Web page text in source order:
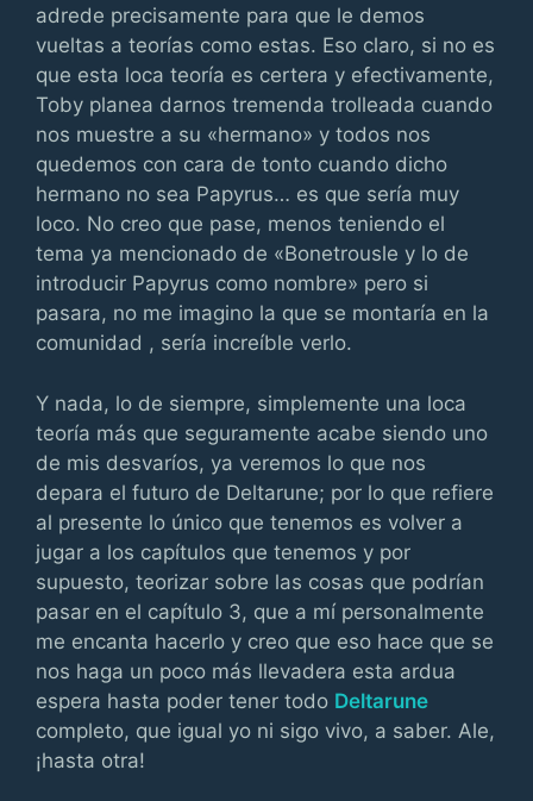
adrede precisamente para que le demos
vueltas a teorías como estas. Eso claro, si no es
que esta loca teoría es certera y efectivamente,
Toby planea darnos tremenda trolleada cuando
nos muestre a su «hermano» y todos nos
quedemos con cara de tonto cuando dicho
hermano no sea Papyrus… es que sería muy
loco. No creo que pase, menos teniendo el
tema ya mencionado de «Bonetrousle y lo de
introducir Papyrus como nombre» pero si
pasara, no me imagino la que se montaría en la
comunidad , sería increíble verlo.
Y nada, lo de siempre, simplemente una loca
teoría más que seguramente acabe siendo uno
de mis desvaríos, ya veremos lo que nos
depara el futuro de Deltarune; por lo que refiere
al presente lo único que tenemos es volver a
jugar a los capítulos que tenemos y por
supuesto, teorizar sobre las cosas que podrían
pasar en el capítulo 3, que a mí personalmente
me encanta hacerlo y creo que eso hace que se
nos haga un poco más llevadera esta ardua
espera hasta poder tener todo Deltarune
completo, que igual yo ni sigo vivo, a saber. Ale,
¡hasta otra!